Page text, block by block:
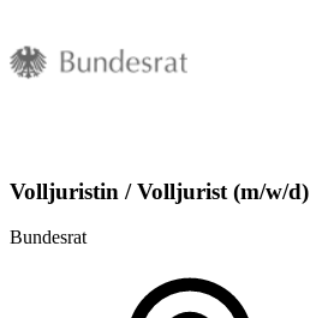
Volljuristin / Volljurist (m/w/d)
Bundesrat